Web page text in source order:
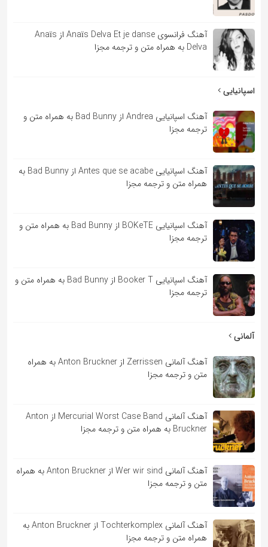
آهنگ فرانسوی Anaïs Delva Et je danse از Anaïs
Delva به همراه متن و ترجمه مجزا
اسپانیایی
آهنگ اسپانیایی Andrea از Bad Bunny به همراه متن و
ترجمه مجزا
آهنگ اسپانیایی Antes que se acabe از Bad Bunny به
همراه متن و ترجمه مجزا
آهنگ اسپانیایی BOKeTE از Bad Bunny به همراه متن و
ترجمه مجزا
آهنگ اسپانیایی Booker T از Bad Bunny به همراه متن و
ترجمه مجزا
آلمانی
آهنگ آلمانی Zerrissen از Anton Bruckner به همراه
متن و ترجمه مجزا
آهنگ آلمانی Mercurial Worst Case Band از Anton
Bruckner به همراه متن و ترجمه مجزا
آهنگ آلمانی Wer wir sind از Anton Bruckner به همراه
متن و ترجمه مجزا
آهنگ آلمانی Tochterkomplex از Anton Bruckner به
همراه متن و ترجمه مجزا